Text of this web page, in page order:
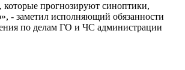
прогнозируют синоптики,
- заметил исполняющий обязанности
по делам ГО и ЧС администрации